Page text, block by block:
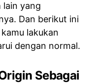
lain yang
Dan berikut ini
lakukan
dengan normal.
Sebagai